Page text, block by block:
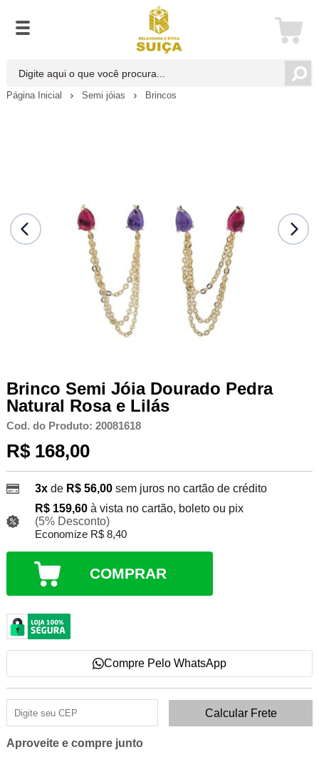
Página Inicial Semi jóias Brincos
Brinco Semi Jóia Dourado Pedra
Natural Rosa e Lilás
Cod. do Produto: 20081618
R$ 168,00
3xde R$ 56,00 sem juros no cartão de crédito
R$ 159,60 à vista no cartão, boleto ou pix
(5% Desconto)
Economize R$ 8,40
COMPRAR
Compre Pelo WhatsApp
Aproveite e compre junto